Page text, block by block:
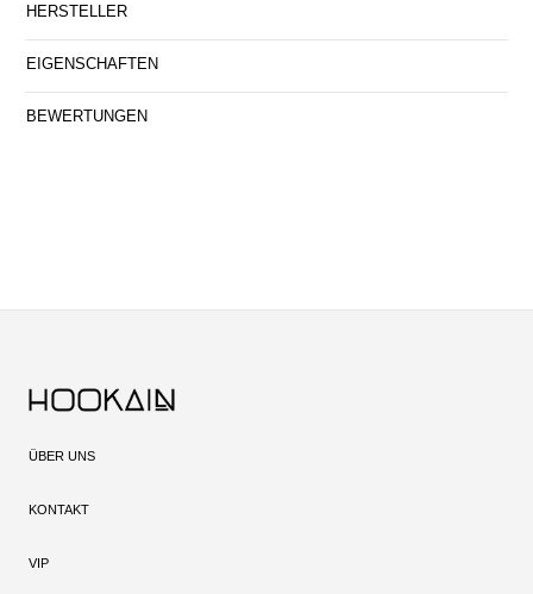
HERSTELLER
EIGENSCHAFTEN
BEWERTUNGEN
ÜBER UNS
KONTAKT
VIP